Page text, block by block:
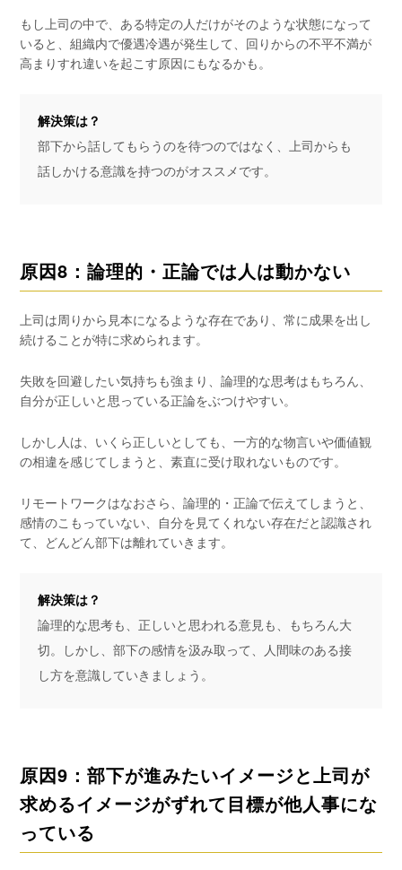
もし上司の中で、ある特定の人だけがそのような状態になって
いると、組織内で優遇冷遇が発生して、回りからの不平不満が
高まりすれ違いを起こす原因にもなるかも。
解決策は？
部下から話してもらうのを待つのではなく、上司からも
話しかける意識を持つのがオススメです。
原因8：論理的・正論では人は動かない
上司は周りから見本になるような存在であり、常に成果を出し
続けることが特に求められます。
失敗を回避したい気持ちも強まり、論理的な思考はもちろん、
自分が正しいと思っている正論をぶつけやすい。
しかし人は、いくら正しいとしても、一方的な物言いや価値観
の相違を感じてしまうと、素直に受け取れないものです。
リモートワークはなおさら、論理的・正論で伝えてしまうと、
感情のこもっていない、自分を見てくれない存在だと認識され
て、どんどん部下は離れていきます。
解決策は？
論理的な思考も、正しいと思われる意見も、もちろん大
切。しかし、部下の感情を汲み取って、人間味のある接
し方を意識していきましょう。
原因9：部下が進みたいイメージと上司が
求めるイメージがずれて目標が他人事にな
っている